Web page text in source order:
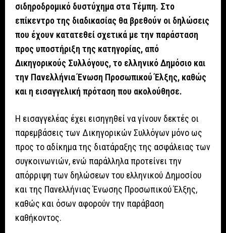
σιδηροδρομικό δυστύχημα στα Τέμπη. Στο
επίκεντρο της διαδικασίας θα βρεθούν οι δηλώσεις
που έχουν κατατεθεί σχετικά με την παράσταση
προς υποστήριξη της κατηγορίας, από
Δικηγορικούς Συλλόγους, το ελληνικό Δημόσιο και
την Πανελλήνια Ένωση Προσωπικού Έλξης, καθώς
και η εισαγγελική πρόταση που ακολούθησε.
Η εισαγγελέας έχει εισηγηθεί να γίνουν δεκτές οι
παρεμβάσεις των Δικηγορικών Συλλόγων μόνο ως
προς το αδίκημα της διατάραξης της ασφάλειας των
συγκοινωνιών, ενώ παράλληλα προτείνει την
απόρριψη των δηλώσεων του ελληνικού Δημοσίου
και της Πανελλήνιας Ένωσης Προσωπικού Έλξης,
καθώς και όσων αφορούν την παράβαση
καθήκοντος.